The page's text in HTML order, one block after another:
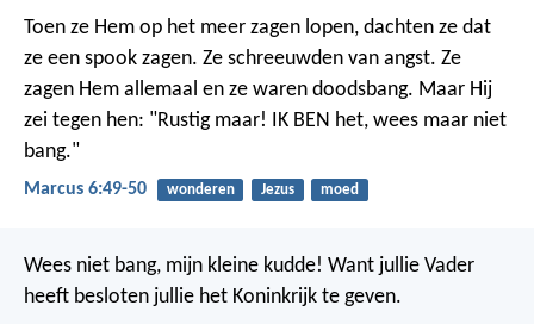
Toen ze Hem op het meer zagen lopen, dachten ze dat
ze een spook zagen. Ze schreeuwden van angst. Ze
zagen Hem allemaal en ze waren doodsbang. Maar Hij
zei tegen hen: "Rustig maar! IK BEN het, wees maar niet
bang."
Marcus 6:49-50 wonderen Jezus moed
Wees niet bang, mijn kleine kudde! Want jullie Vader
heeft besloten jullie het Koninkrijk te geven.